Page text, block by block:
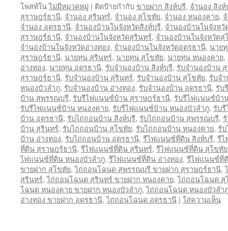
โพสท์ในไม่มีหมวดหมู่ | ติดป้ายกำกับ ขายฝาก สิงห์บุรี, จำนอง สิง
สุราษฎร์ธานี, จำนอง สุรินทร์, จำนอง สุโขทัย, จำนอง หนองคาย,
จำนอง อุดรธานี, จำนองบ้านในจังหวัดสิงห์บุรี, จำนองบ้านในจังห
สุราษฎร์ธานี, จำนองบ้านในจังหวัดสุรินทร์, จำนองบ้านในจังหวัดสุ
จำนองบ้านในจังหวัดอ่างทอง, จำนองบ้านในจังหวัดอุดรธานี, นาย
สุราษฎร์ธานี, นายทุน สุรินทร์, นายทุน สุโขทัย, นายทุน หนองคาย,
อ่างทอง, นายทุน อุดรธานี, รับจำนองบ้าน สิงห์บุรี, รับจำนองบ้าน
สุราษฎร์ธานี, รับจำนองบ้าน สุรินทร์, รับจำนองบ้าน สุโขทัย, รับจ
หนองบัวลำภู, รับจำนองบ้าน อ่างทอง, รับจำนองบ้าน อุดรธานี, รับ
บ้าน สุพรรณบุรี, รับรีไฟแนนซ์บ้าน สุราษฎร์ธานี, รับรีไฟแนนซ์บ้า
รับรีไฟแนนซ์บ้าน หนองคาย, รับรีไฟแนนซ์บ้าน หนองบัวลำภู, รับ
บ้าน อุดรธานี, รับไถ่ถอนบ้าน สิงห์บุรี, รับไถ่ถอนบ้าน สุพรรณบุรี,
บ้าน สุรินทร์, รับไถ่ถอนบ้าน สุโขทัย, รับไถ่ถอนบ้าน หนองคาย, รั
บ้าน อ่างทอง, รับไถ่ถอนบ้าน อุดรธานี, รีไฟแนนซ์ที่ดิน สิงห์บุรี, รี
ที่ดิน สุราษฎร์ธานี, รีไฟแนนซ์ที่ดิน สุรินทร์, รีไฟแนนซ์ที่ดิน สุโขทัย
ไฟแนนซ์ที่ดิน หนองบัวลำภู, รีไฟแนนซ์ที่ดิน อ่างทอง, รีไฟแนนซ์ที่
ขายฝาก สุโขทัย,ไถ่ถอนโฉนด สุพรรณบุรี ขายฝาก สุราษฎร์ธานี,
สุรินทร์,ไถ่ถอนโฉนด สุรินทร์ ขายฝาก หนองคาย,ไถ่ถอนโฉนด สุ
โฉนด หนองคาย ขายฝาก หนองบัวลำภู,ไถ่ถอนโฉนด หนองบัวลำ
อ่างทอง ขายฝาก อุดรธานี,ไถ่ถอนโฉนด อุดรธานี | ใส่ความเห็น